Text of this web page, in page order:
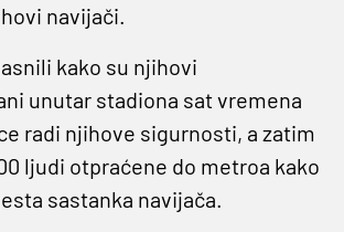
navijači.
kako su njihovi
unutar stadiona sat vremena
radi njihove sigurnosti, a zatim
ljudi otpraćene do metroa kako
sastanka navijača.